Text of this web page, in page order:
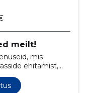
meilt!
mis
ehitamist,
põrandatöid